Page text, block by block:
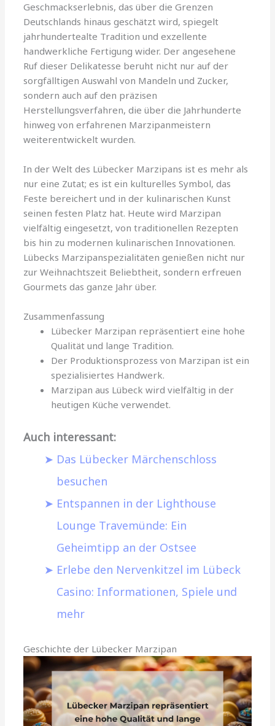
Geschmackserlebnis, das über die Grenzen
Deutschlands hinaus geschätzt wird, spiegelt
jahrhundertealte Tradition und exzellente
handwerkliche Fertigung wider. Der angesehene
Ruf dieser Delikatesse beruht nicht nur auf der
sorgfälltigen Auswahl von Mandeln und Zucker,
sondern auch auf den präzisen
Herstellungsverfahren, die über die Jahrhunderte
hinweg von erfahrenen Marzipanmeistern
weiterentwickelt wurden.
In der Welt des Lübecker Marzipans ist es mehr als
nur eine Zutat; es ist ein kulturelles Symbol, das
Feste bereichert und in der kulinarischen Kunst
seinen festen Platz hat. Heute wird Marzipan
vielfältig eingesetzt, von traditionellen Rezepten
bis hin zu modernen kulinarischen Innovationen.
Lübecks Marzipanspezialitäten genießen nicht nur
zur Weihnachtszeit Beliebtheit, sondern erfreuen
Gourmets das ganze Jahr über.
Zusammenfassung
Lübecker Marzipan repräsentiert eine hohe
Qualität und lange Tradition.
Der Produktionsprozess von Marzipan ist ein
spezialisiertes Handwerk.
Marzipan aus Lübeck wird vielfältig in der
heutigen Küche verwendet.
Auch interessant:
Das Lübecker Märchenschloss
besuchen
Entspannen in der Lighthouse
Lounge Travemünde: Ein
Geheimtipp an der Ostsee
Erlebe den Nervenkitzel im Lübeck
Casino: Informationen, Spiele und
mehr
Geschichte der Lübecker Marzipan